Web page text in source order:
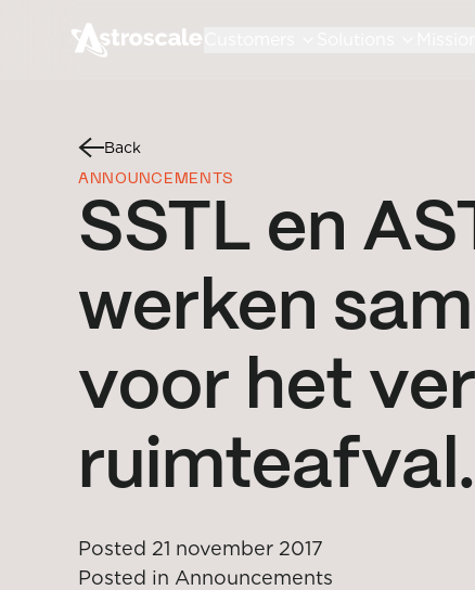
Back
ANNOUNCEMENTS
SSTL en
werken
voor het
ruimteafval.
Posted 21 november 2017
Posted in Announcements